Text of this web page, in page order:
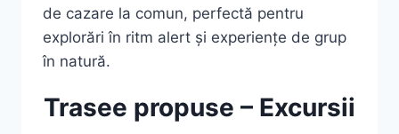
de cazare la comun, perfectă pentru
explorări în ritm alert și experiențe de grup
în natură.
Trasee propuse – Excursii